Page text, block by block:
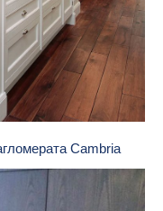
Cambria